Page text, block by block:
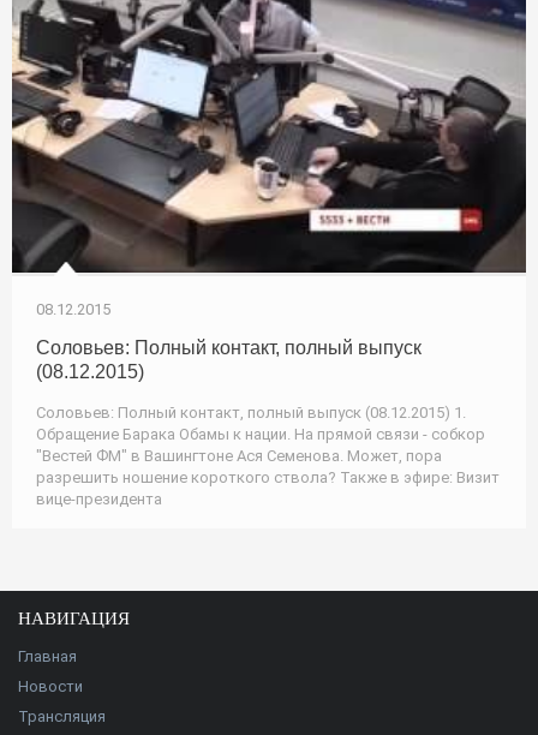
08.12.2015
Соловьев: Полный контакт, полный выпуск
(08.12.2015)
Соловьев: Полный контакт, полный выпуск (08.12.2015) 1.
Обращение Барака Обамы к нации. На прямой связи - собкор
"Вестей ФМ" в Вашингтоне Ася Семенова. Может, пора
разрешить ношение короткого ствола? Также в эфире: Визит
вице-президента
НАВИГАЦИЯ
Главная
Новости
Трансляция